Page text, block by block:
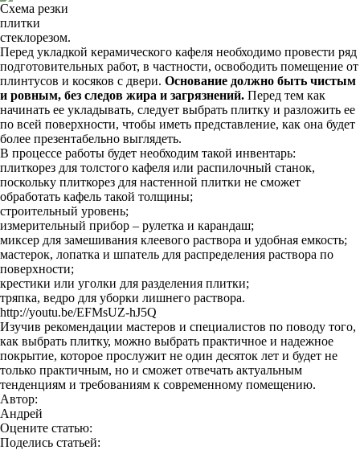
Схема резки
плитки
стеклорезом.
Перед укладкой керамического кафеля необходимо провести ряд
подготовительных работ, в частности, освободить помещение от
плинтусов и косяков с двери. Основание должно быть чистым
и ровным, без следов жира и загрязнений. Перед тем как
начинать ее укладывать, следует выбрать плитку и разложить ее
по всей поверхности, чтобы иметь представление, как она будет
более презентабельно выглядеть.
В процессе работы будет необходим такой инвентарь:
плиткорез для толстого кафеля или распилочный станок,
поскольку плиткорез для настенной плитки не сможет
обработать кафель такой толщины;
строительный уровень;
измерительный прибор – рулетка и карандаш;
миксер для замешивания клеевого раствора и удобная емкость;
мастерок, лопатка и шпатель для распределения раствора по
поверхности;
крестики или уголки для разделения плитки;
тряпка, ведро для уборки лишнего раствора.
http://youtu.be/EFMsUZ-hJ5Q
Изучив рекомендации мастеров и специалистов по поводу того,
как выбрать плитку, можно выбрать практичное и надежное
покрытие, которое прослужит не один десяток лет и будет не
только практичным, но и сможет отвечать актуальным
тенденциям и требованиям к современному помещению.
Автор:
Андрей
Оцените статью:
Поделись статьей: